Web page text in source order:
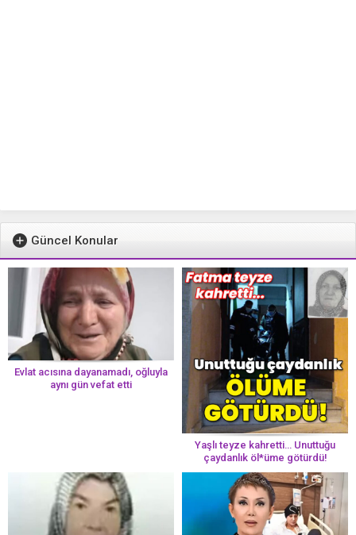
Güncel Konular
Evlat acısına dayanamadı, oğluyla
aynı gün vefat etti
Yaşlı teyze kahretti… Unuttuğu
çaydanlık öl*üme götürdü!